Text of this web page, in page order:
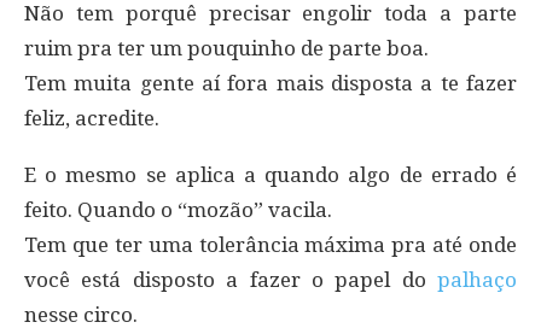
Não tem porquê precisar engolir toda a parte
ruim pra ter um pouquinho de parte boa.
Tem muita gente aí fora mais disposta a te fazer
feliz, acredite.
E o mesmo se aplica a quando algo de errado é
feito. Quando o “mozão” vacila.
Tem que ter uma tolerância máxima pra até onde
você está disposto a fazer o papel do palhaço
nesse circo.